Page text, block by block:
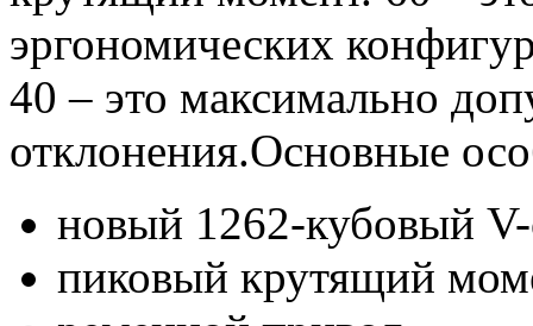
эргономических
40 – это максимально
отклонения.Основные
новый 1262-кубовый
пиковый крутящий